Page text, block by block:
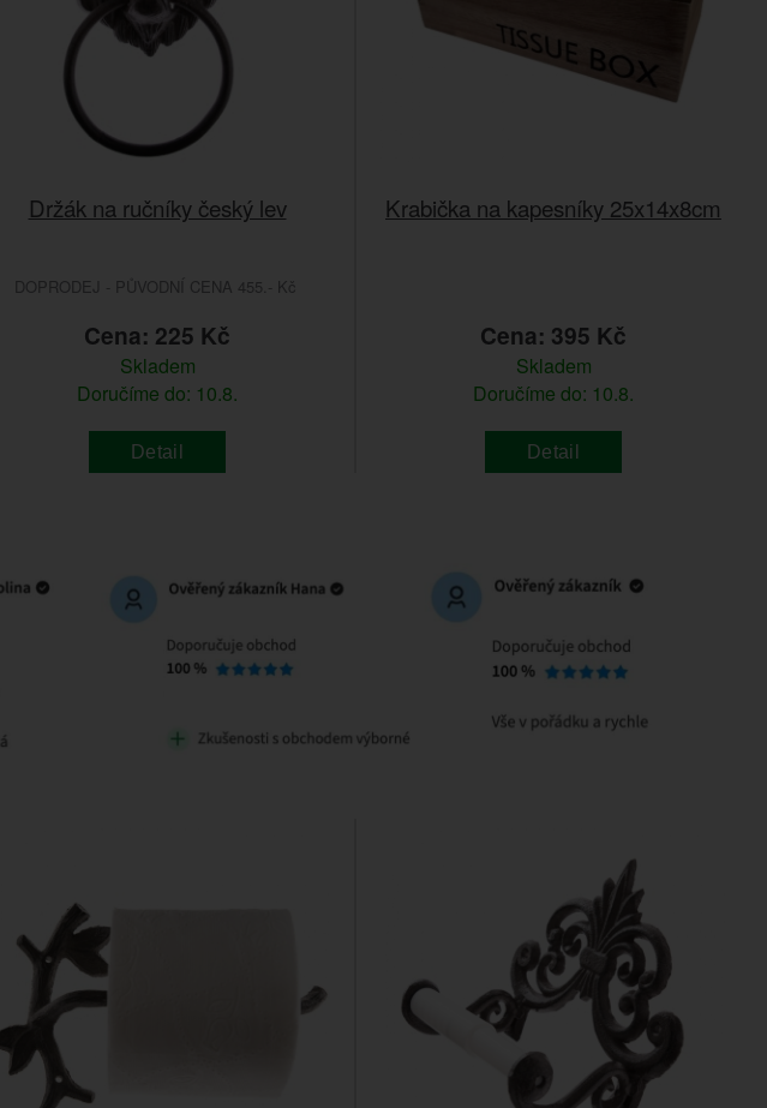
Držák na ručníky český lev
DOPRODEJ - PŮVODNÍ CENA 455.- Kč
Cena: 225 Kč
Skladem
Doručíme do: 10.8.
Detail
Krabička na kapesníky 25x14x8cm
Cena: 395 Kč
Skladem
Doručíme do: 10.8.
Detail